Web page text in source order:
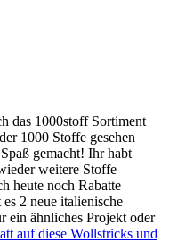
das 1000stoff Sortiment
1000 Stoffe gesehen
gemacht! Ihr habt
weitere Stoffe
heute noch Rabatte
2 neue italienische
ein ähnliches Projekt oder
auf diese Wollstricks und